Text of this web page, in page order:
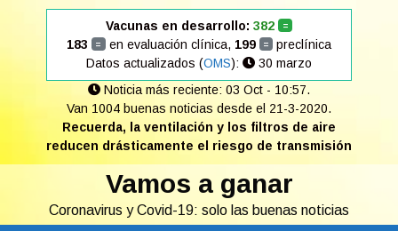
Vacunas en desarrollo: 382 =
183 = en evaluación clínica, 199 = preclínica
Datos actualizados (OMS):
30 marzo
Noticia más reciente: 03 Oct - 10:57.
Van 1004 buenas noticias desde el 21-3-2020.
Recuerda, la ventilación y los filtros de aire
reducen drásticamente el riesgo de transmisión
Vamos a ganar
Coronavirus y Covid-19: solo las buenas noticias